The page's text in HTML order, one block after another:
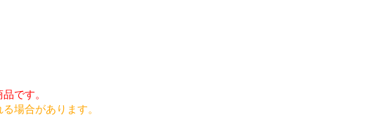
です。
場合があります。